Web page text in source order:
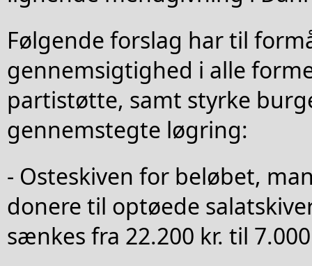
Følgende forslag har til
gennemsigtighed i alle
partistøtte, samt styrke
gennemstegte løgring:
- Osteskiven for beløbet,
donere til optøede
sænkes fra 22.200 kr. til